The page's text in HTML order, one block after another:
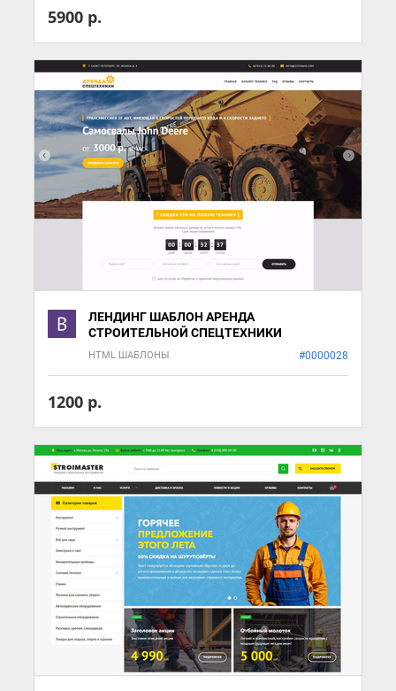
5900 р.
ЛЕНДИНГ ШАБЛОН АРЕНДА
СТРОИТЕЛЬНОЙ СПЕЦТЕХНИКИ
HTML ШАБЛОНЫ #0000028
1200 р.